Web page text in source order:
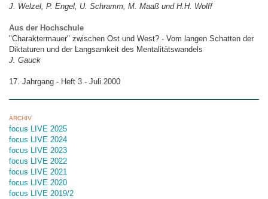
J. Welzel, P. Engel, U. Schramm, M. Maaß und H.H. Wolff
Aus der Hochschule
"Charaktermauer" zwischen Ost und West? - Vom langen Schatten der
Diktaturen und der Langsamkeit des Mentalitätswandels
J. Gauck
17. Jahrgang - Heft 3 - Juli 2000
ARCHIV
focus LIVE 2025
focus LIVE 2024
focus LIVE 2023
focus LIVE 2022
focus LIVE 2021
focus LIVE 2020
focus LIVE 2019/2